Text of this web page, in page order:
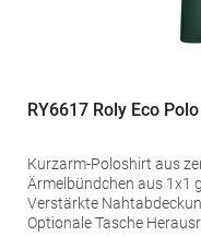
RY6617 Roly Eco
Kurzarm-Poloshirt aus
Ärmelbündchen aus 1x1 gerippt Knopfleiste mit
Verstärkte Nahtabdeckung am Kragen
Optionale Tasche Herausreißbares LabelPfegehinweis: 40 °C